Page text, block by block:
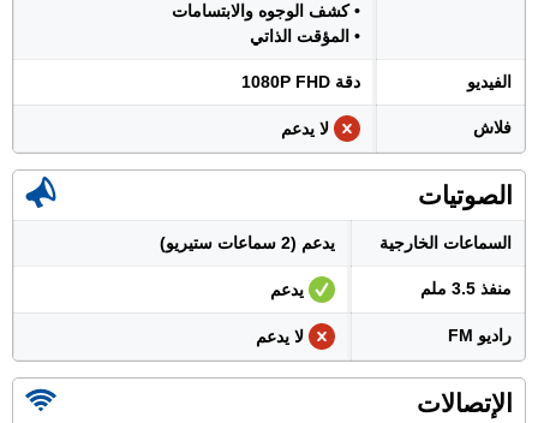
• كشف الوجوه والابتسامات
• المؤقت الذاتي
الفيديو دقة 1080P FHD
فلاش لا يدعم
الصوتيات
السماعات الخارجية يدعم (2 سماعات ستيريو)
منفذ 3.5 ملم يدعم
راديو FM لا يدعم
الإتصالات